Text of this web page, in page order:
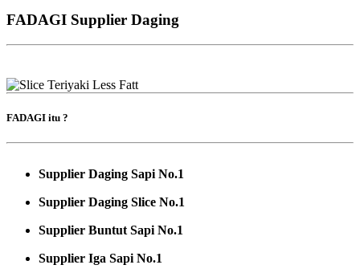
FADAGI Supplier Daging
FADAGI itu ?
Supplier Daging Sapi No.1
Supplier Daging Slice No.1
Supplier Buntut Sapi No.1
Supplier Iga Sapi No.1